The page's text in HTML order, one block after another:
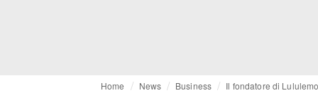
Home News Business Il fondatore di